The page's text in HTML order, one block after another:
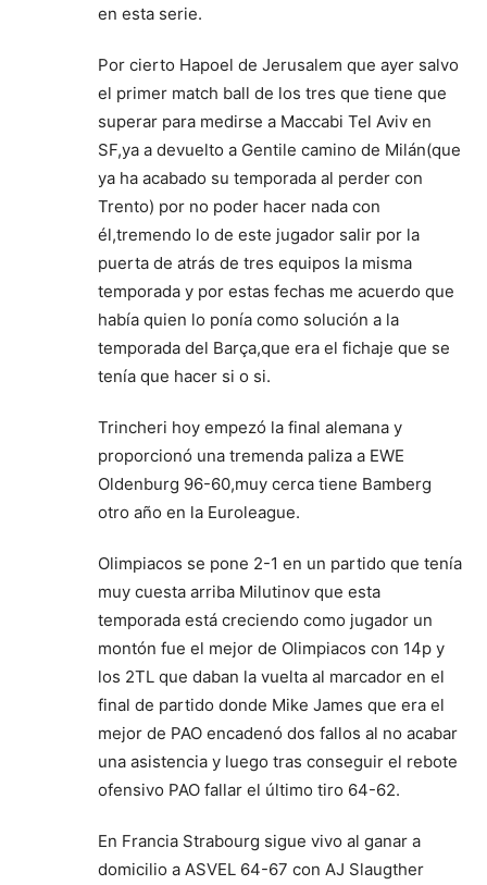
en esta serie.
Por cierto Hapoel de Jerusalem que ayer salvo
el primer match ball de los tres que tiene que
superar para medirse a Maccabi Tel Aviv en
SF,ya a devuelto a Gentile camino de Milán(que
ya ha acabado su temporada al perder con
Trento) por no poder hacer nada con
él,tremendo lo de este jugador salir por la
puerta de atrás de tres equipos la misma
temporada y por estas fechas me acuerdo que
había quien lo ponía como solución a la
temporada del Barça,que era el fichaje que se
tenía que hacer si o si.
Trincheri hoy empezó la final alemana y
proporcionó una tremenda paliza a EWE
Oldenburg 96-60,muy cerca tiene Bamberg
otro año en la Euroleague.
Olimpiacos se pone 2-1 en un partido que tenía
muy cuesta arriba Milutinov que esta
temporada está creciendo como jugador un
montón fue el mejor de Olimpiacos con 14p y
los 2TL que daban la vuelta al marcador en el
final de partido donde Mike James que era el
mejor de PAO encadenó dos fallos al no acabar
una asistencia y luego tras conseguir el rebote
ofensivo PAO fallar el último tiro 64-62.
En Francia Strabourg sigue vivo al ganar a
domicilio a ASVEL 64-67 con AJ Slaugther